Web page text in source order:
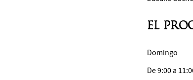
EL
Domingo
De 9:00 a